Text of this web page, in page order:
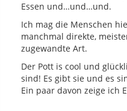
Essen und…und…und.
Ich mag die Menschen
manchmal direkte,
zugewandte Art.
Der Pott is cool und
sind! Es gibt sie und es
Ein paar davon zeige ich